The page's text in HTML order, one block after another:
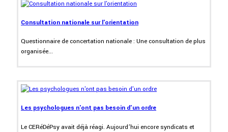
Consultation nationale sur l'orientation
Questionnaire de concertation nationale : Une consultation de plus
organisée...
Les psychologues n'ont pas besoin d'un ordre
Le CERéDéPsy avait déjà réagi. Aujourd’hui encore syndicats et